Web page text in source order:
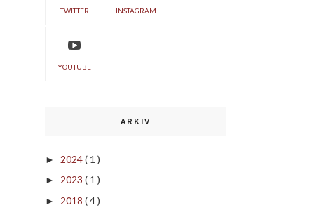
TWITTER INSTAGRAM
YOUTUBE
ARKIV
► 2024( 1 )
► 2023 ( 1 )
► 2018 ( 4 )